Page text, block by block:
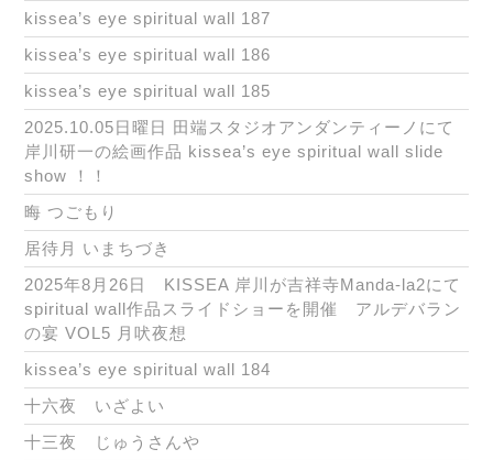
kissea’s eye spiritual wall 187
kissea’s eye spiritual wall 186
kissea’s eye spiritual wall 185
2025.10.05日曜日 田端スタジオアンダンティーノにて
岸川研一の絵画作品 kissea’s eye spiritual wall slide
show ！！
晦 つごもり
居待月 いまちづき
2025年8月26日 KISSEA 岸川が吉祥寺Manda-la2にて
spiritual wall作品スライドショーを開催 アルデバラン
の宴 VOL5 月吠夜想
kissea’s eye spiritual wall 184
十六夜 いざよい
十三夜 じゅうさんや